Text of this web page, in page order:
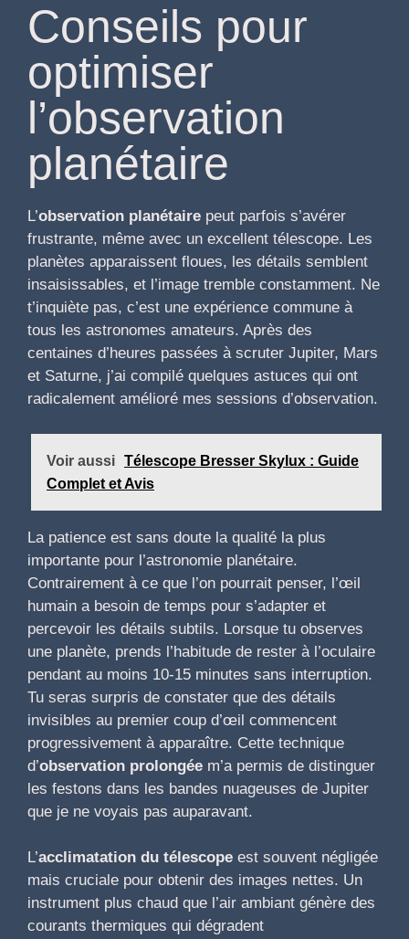
Conseils pour
optimiser
l’observation
planétaire
L’observation planétaire peut parfois s’avérer
frustrante, même avec un excellent télescope. Les
planètes apparaissent floues, les détails semblent
insaisissables, et l’image tremble constamment. Ne
t’inquiète pas, c’est une expérience commune à
tous les astronomes amateurs. Après des
centaines d’heures passées à scruter Jupiter, Mars
et Saturne, j’ai compilé quelques astuces qui ont
radicalement amélioré mes sessions d’observation.
Voir aussi Télescope Bresser Skylux : Guide
Complet et Avis
La patience est sans doute la qualité la plus
importante pour l’astronomie planétaire.
Contrairement à ce que l’on pourrait penser, l’œil
humain a besoin de temps pour s’adapter et
percevoir les détails subtils. Lorsque tu observes
une planète, prends l’habitude de rester à l’oculaire
pendant au moins 10-15 minutes sans interruption.
Tu seras surpris de constater que des détails
invisibles au premier coup d’œil commencent
progressivement à apparaître. Cette technique
d’observation prolongée m’a permis de distinguer
les festons dans les bandes nuageuses de Jupiter
que je ne voyais pas auparavant.
L’acclimatation du télescope est souvent négligée
mais cruciale pour obtenir des images nettes. Un
instrument plus chaud que l’air ambiant génère des
courants thermiques qui dégradent